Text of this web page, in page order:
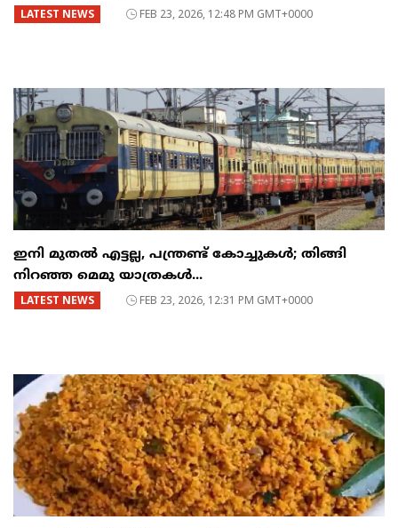
LATEST NEWS FEB 23, 2026, 12:48 PM GMT+0000
ഇനി മുതൽ എട്ടല്ല, പന്ത്രണ്ട് കോച്ചുകള്‍; തിങ്ങി
നിറഞ്ഞ മെമു യാത്രകൾ...
LATEST NEWS FEB 23, 2026, 12:31 PM GMT+0000